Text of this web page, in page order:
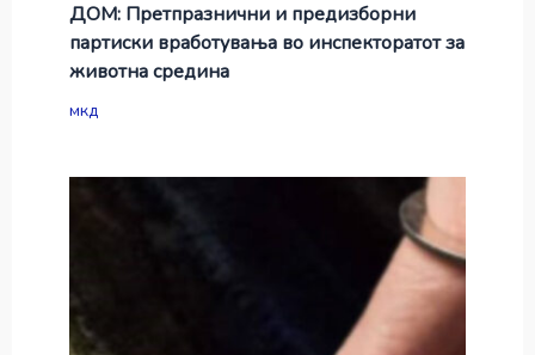
ДОМ: Претпразнични и предизборни
партиски вработувања во инспекторатот за
животна средина
мкд